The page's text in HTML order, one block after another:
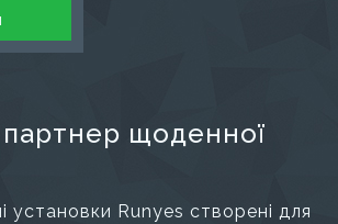
щоденної
установки Runyes створені для